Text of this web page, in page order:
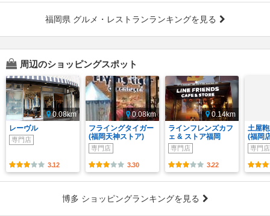
福岡県 グルメ・レストランランキングを見る
周辺のショッピングスポット
0.08km
レーヴル
専門店
3.12
0.08km
フライングタイガー
(福岡天神ストア)
専門店
3.30
0.14km
ラインフレンズカフ
ェ & ストア福岡
専門店
3.22
土屋
(福岡
専門店
博多 ショッピングランキングを見る